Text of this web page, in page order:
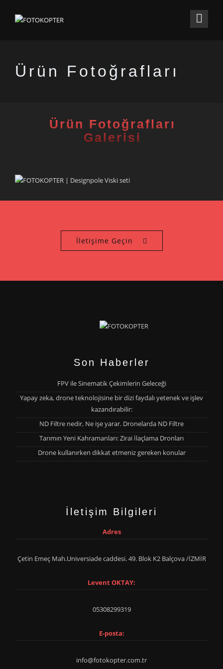
Ürün Fotoğrafları
Ürün Fotoğrafları
Galerisi
İletişime Geçin
Son Haberler
FPV ile Sinematik Çekimlerin Geleceği
Yapay zeka, drone teknolojisine bir dizi faydalı yetenek ve işlev
kazandırabilir:
ND Filtre nedir, Ne işe yarar. Dronelarda ND Filtre
Tarımın Yeni Kahramanları: Zirai İlaçlama Dronları
Drone kullanırken dikkat etmeniz gereken konular
İletişim Bilgileri
Adres
Çetin Emeç Mah.Universiade caddesi. 49. Blok K2 Balçova /İZMİR
Levent OKTAY:
05308299319
E-posta:
info@fotokopter.com.tr